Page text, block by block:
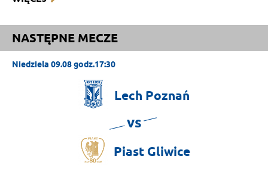
NASTĘPNE MECZE
Niedziela 09.08 godz.17:30
Lech Poznań
vs
Piast Gliwice